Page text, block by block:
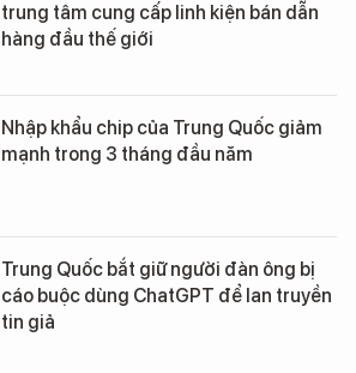
trung tâm cung cấp linh kiện bán dẫn
hàng đầu thế giới
Nhập khẩu chip của Trung Quốc giảm
mạnh trong 3 tháng đầu năm
Trung Quốc bắt giữ người đàn ông bị
cáo buộc dùng ChatGPT để lan truyền
tin giả